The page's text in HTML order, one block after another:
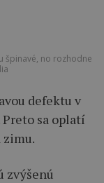
špinavé, no rozhodne
defektu v
sa oplatí
zvýšenú